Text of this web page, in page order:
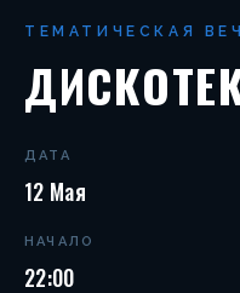
ТЕМАТИЧЕСКАЯ
ДАТА
12 Мая
НАЧАЛО
22:00